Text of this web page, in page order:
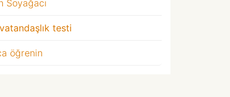
Soyağacı
testi
öğrenin